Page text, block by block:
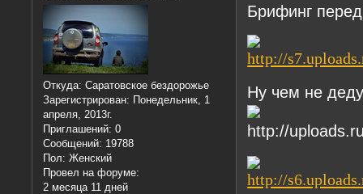
Откуда: Саратовское бездорожье
Зарегистрирован: Понедельник, 1
апреля, 2013г.
Приглашений: 0
Сообщений: 19788
Пол: Женский
Провел на форуме:
2 месяца 11 дней
Брифинг
Ну чем не